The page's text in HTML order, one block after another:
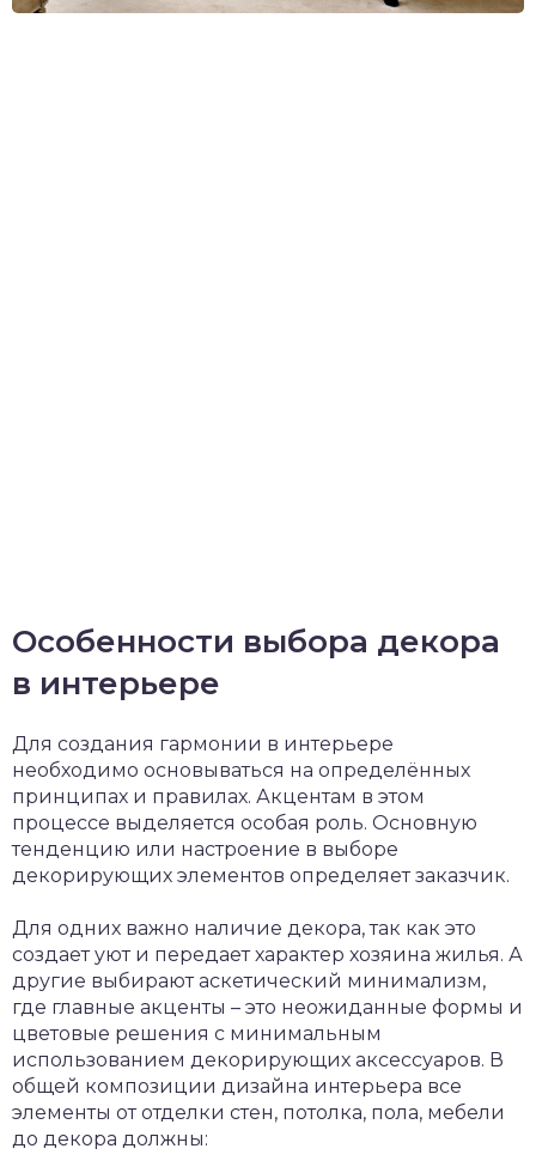
Особенности выбора декора
в интерьере
Для создания гармонии в интерьере
необходимо основываться на определённых
принципах и правилах. Акцентам в этом
процессе выделяется особая роль. Основную
тенденцию или настроение в выборе
декорирующих элементов определяет заказчик.
Для одних важно наличие декора, так как это
создает уют и передает характер хозяина жилья. А
другие выбирают аскетический минимализм,
где главные акценты – это неожиданные формы и
цветовые решения с минимальным
использованием декорирующих аксессуаров. В
общей композиции дизайна интерьера все
элементы от отделки стен, потолка, пола, мебели
до декора должны: